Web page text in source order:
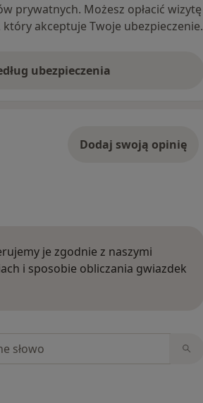
prywatnych. Możesz opłacić wizytę
akceptuje Twoje ubezpieczenie.
ubezpieczenia
Dodaj swoją opinię
je zgodnie z naszymi
i sposobie obliczania gwiazdek